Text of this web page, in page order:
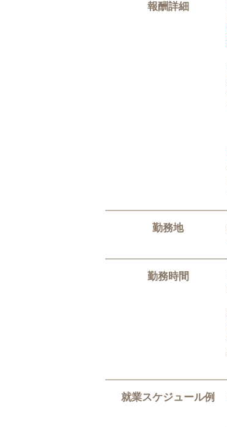
報酬詳細
勤務地
勤務時間
就業スケジュール例